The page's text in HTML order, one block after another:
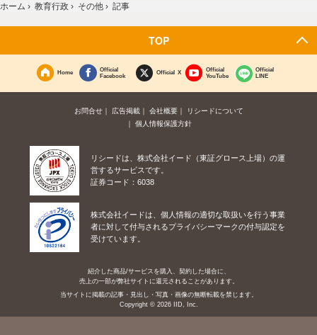
ホーム › 教育行政 › その他 › 記事
TOP
Home
Official
Facebook
Official X
Official
YouTube
Official
LINE
お問合せ 広告掲載 会社概要
リシードについて
個人情報保護方針
リシードは、株式会社イード（東証グロース上場）の運
営するサービスです。
証券コード：6038
株式会社イードは、個人情報の適切な取扱いを行う事業
者に対して付与されるプライバシーマークの付与認定を
受けています。
紹介した商品/サービスを購入、契約した場合に、
売上の一部が弊社サイトに還元されることがあります。
当サイトに掲載の記事・見出し・写真・画像の無断転載を禁じます。
Copyright © 2026 IID, Inc.